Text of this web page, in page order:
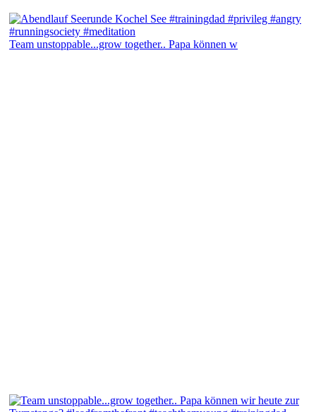
Team unstoppable...grow together.. Papa können w